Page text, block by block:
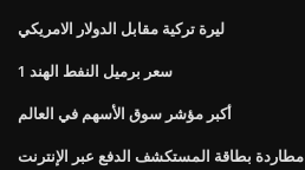
ليرة تركية مقابل الدولار الامريكي
1 سعر برميل النفط الهند
أكبر مؤشر سوق الأسهم في العالم
مطاردة بطاقة المستكشف الدفع عبر الإنترنت